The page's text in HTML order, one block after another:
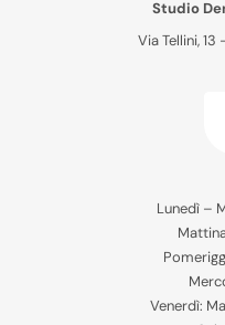
Studio
Via Tellini,
Lunedì –
Venerdì: